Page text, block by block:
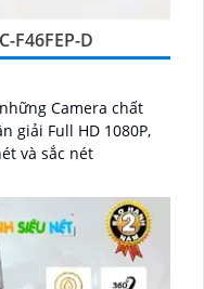
F46FEP-D
Camera chất
và sắc nét